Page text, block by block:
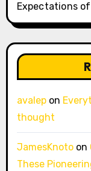
Expectations
avalepon
thought
JamesKnotoon
These